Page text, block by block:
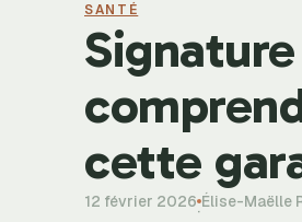
SANTÉ
cette
12 février 2026·Élise-Maëlle